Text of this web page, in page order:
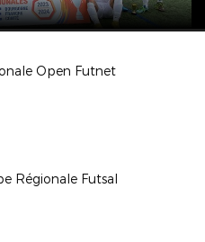
Open Futnet
Régionale Futsal